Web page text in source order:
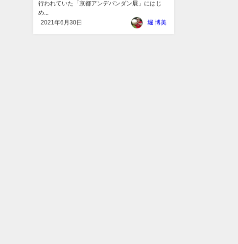
行われていた「京都アンデパンダン展」にはじ
め...
2021年6月30日
堀 博美